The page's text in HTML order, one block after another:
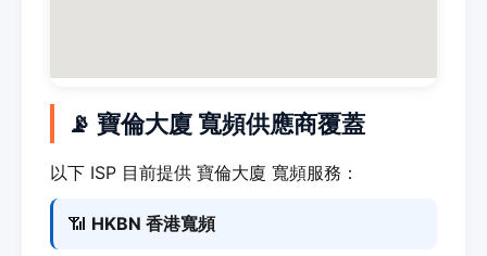
📡 寶倫大廈 寬頻供應商覆蓋
以下 ISP 目前提供 寶倫大廈 寬頻服務：
📶 HKBN 香港寬頻